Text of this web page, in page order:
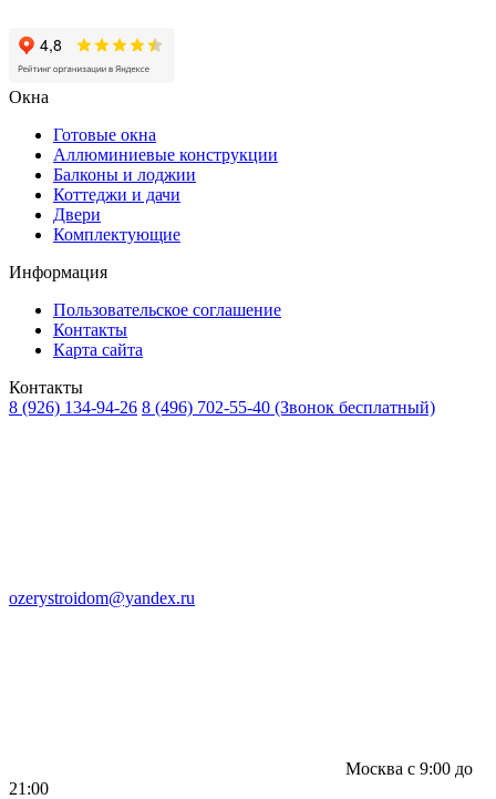
Окна
Готовые окна
Аллюминиевые конструкции
Балконы и лоджии
Коттеджи и дачи
Двери
Комплектующие
Информация
Пользовательское соглашение
Контакты
Карта сайта
Контакты
8 (926) 134-94-26 8 (496) 702-55-40 (Звонок бесплатный)
ozerystroidom@yandex.ru
Москва с 9:00 до
21:00